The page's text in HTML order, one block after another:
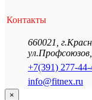
Контакты
660021
+7(391) 277-44-
info@fitnex.ru
×